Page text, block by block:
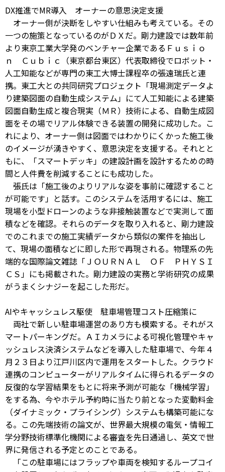
DX推進でMR導入 オーナーの意思決定支援
オーナー側が決断をしやすい仕組みも考えている。その
一つの施策となっているのがＤＸだ。剛力建設では数年前
より東京工業大学発のベンチャー企業であるＦｕｓｉｏ
ｎ Ｃｕｂｉｃ（東京都台東区）代表取締役でロボット・
人工知能などが専門の東工大博士課程卒の張遠瑞氏と連
携。東工大との共同研究プロジェクト「現場測定データよ
り建築図面の自動生成システム」にて人工知能による建築
図面自動生成と複合現実（ＭＲ）技術による、自動生成図
面をその場でリアル体験できる装置の開発に成功した。こ
れにより、オーナー側は図面ではわかりにくかった施工後
のイメージが湧きやすく、意思決定を支援する。それとと
もに、「スマートデッキ」の建設計画を設計するための時
間と人件費を削減することにも成功した。
張氏は「施工後のよりリアルな姿を事前に確認すること
が可能です」と話す。このシステムを活用するには、施工
現場を小型ドローンのような非接触装置などで実測して面
積などを確認。それらのデータを取り入れると、剛力建設
でのこれまでの施工実績データから類似の案件を抽出し
て、現場の面積などに即した形で再現される。物理系の先
端的な国際論文雑誌「ＪＯＵＲＮＡＬ ＯＦ ＰＨＹＳＩ
ＣＳ」にも掲載された。剛力建設の実務と学術研究の成果
がうまくシナジーを起こした形だ。
AIやキャッシュレス駆使 駐車場管理コスト圧縮策に
両社で新しい駐車場運営のあり方も模索する。それがス
マートパーキングだ。ＡＩカメラによる可視化管理やキャ
ッシュレス決済システムなどを導入した駐車場で、今年４
月２３日より江戸川区内で運用をスタートした。クラウド
連携のコンピューターがリアルタイムに得られるデータの
反復的な学習結果をもとに将来予測が可能な「機械学習」
をする為、今やホテル予約時に当たり前となった変動料金
（ダイナミック・プライシング）システムも構築可能にな
る。この先端技術の論文が、世界最大規模の電気・情報工
学分野技術標準化機関による審査を先日通過し、英文で世
界に発信される予定とのことである。
「この駐車場にはフラップや車両を検知するループコイ